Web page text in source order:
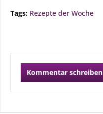
Tags: Rezepte der Woche
Kommentar schreiben